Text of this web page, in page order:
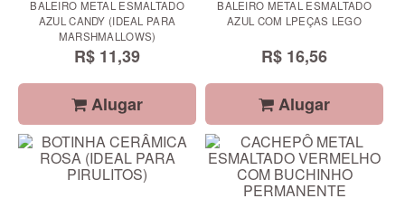
BALEIRO METAL ESMALTADO
AZUL CANDY (IDEAL PARA
MARSHMALLOWS)
R$ 11,39
Alugar
BALEIRO METAL ESMALTADO
AZUL COM LPEÇAS LEGO
R$ 16,56
Alugar